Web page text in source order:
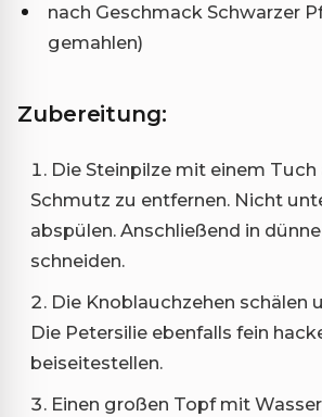
nach Geschmack Schwarzer
gemahlen)
Zubereitung:
Die Steinpilze mit einem
Schmutz zu entfernen. Nicht
abspülen. Anschließend in
schneiden.
Die Knoblauchzehen schälen
Die Petersilie ebenfalls fein
beiseitestellen.
Einen großen Topf mit